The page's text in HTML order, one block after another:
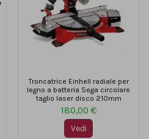
Troncatrice Einhell radiale per
legno a batteria Sega circolare
taglio laser disco 210mm
180,00 €
Vedi